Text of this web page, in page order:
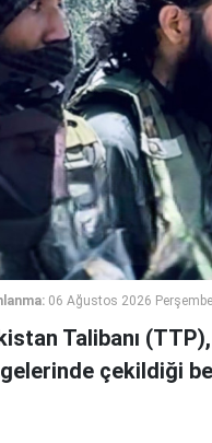
06 Ağustos 2026
Talibanı
çekildiği